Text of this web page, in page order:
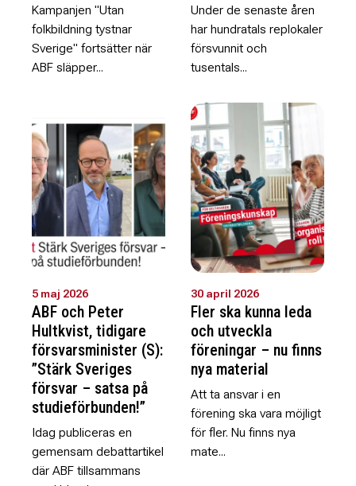
Kampanjen "Utan
folkbildning tystnar
Sverige" fortsätter när
ABF släpper...
Under de senaste åren
har hundratals replokaler
försvunnit och
tusentals...
5 maj 2026
ABF och Peter
Hultkvist, tidigare
försvarsminister (S):
”Stärk Sveriges
försvar – satsa på
studieförbunden!”
Idag publiceras en
gemensam debattartikel
där ABF tillsammans
30 april 2026
Fler ska kunna leda
och utveckla
föreningar – nu finns
nya material
Att ta ansvar i en
förening ska vara möjligt
för fler. Nu finns nya
mate...